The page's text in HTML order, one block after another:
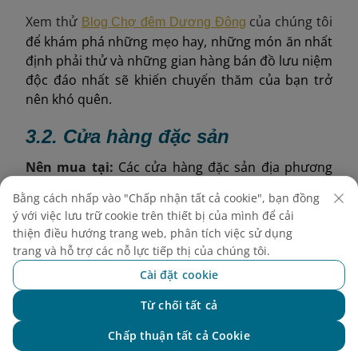
Xem thử Blog Chợ đêm Dương Đông của chúng tôi
để khám phá những mẹo hay, những món ăn nhất
định phải thử và những gian hàng bán đồ lưu niệm
độc đáo nhất sẽ khiến chuyến thăm của bạn trở
nên khó quên.
3.2. Cửa hàng đặc sản
Nên mua tại: Các cửa hàng đặc sản địa phương
bay Phú Quốc.
Thuận lợi:Sản phẩm được đóng gói chuyên
nghiệp, giá cả được dán nhãn rõ ràng và dễ dàng
mang theo trong những chuyến đi dài.
Các cửa hàng được đề xuất:
Đặc sản Phú Quốc - Long Beach Center
Bằng cách nhấp vào "Chấp nhận tất cả cookie", bạn đồng
ý với việc lưu trữ cookie trên thiết bị của mình để cải
thiện điều hướng trang web, phân tích việc sử dụng
trang và hỗ trợ các nỗ lực tiếp thị của chúng tôi.
Cài đặt cookie
Từ chối tất cả
Chấp thuận tất cả Cookie